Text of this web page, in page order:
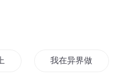
仙人 我在异界做武帝